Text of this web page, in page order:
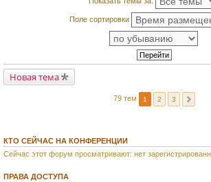
Поле сортировки
Новая тема
79 тем 1 2 3
КТО СЕЙЧАС НА КОНФЕРЕНЦИИ
Сейчас этот форум просматривают: нет
ПРАВА ДОСТУПА